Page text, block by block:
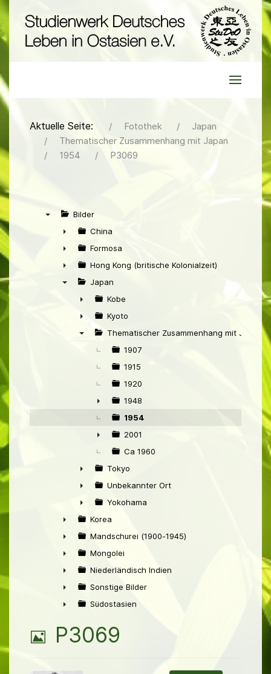
Aktuelle Seite: Fotothek
Japan
Thematischer Zusammenhang mit Japan
1954
P3069
Bilder
►
China
►
Formosa
►
Hong Kong (britische Kolonialzeit)
Japan
►
Kobe
►
Kyoto
Thematischer Zusammenhang mit Japan
1907
1915
1920
►
1948
1954
►
2001
Ca 1960
►
Tokyo
►
Unbekannter Ort
►
Yokohama
►
Korea
►
Mandschurei (1900-1945)
►
Mongolei
►
Niederländisch Indien
►
Sonstige Bilder
Südostasien
B
P3069